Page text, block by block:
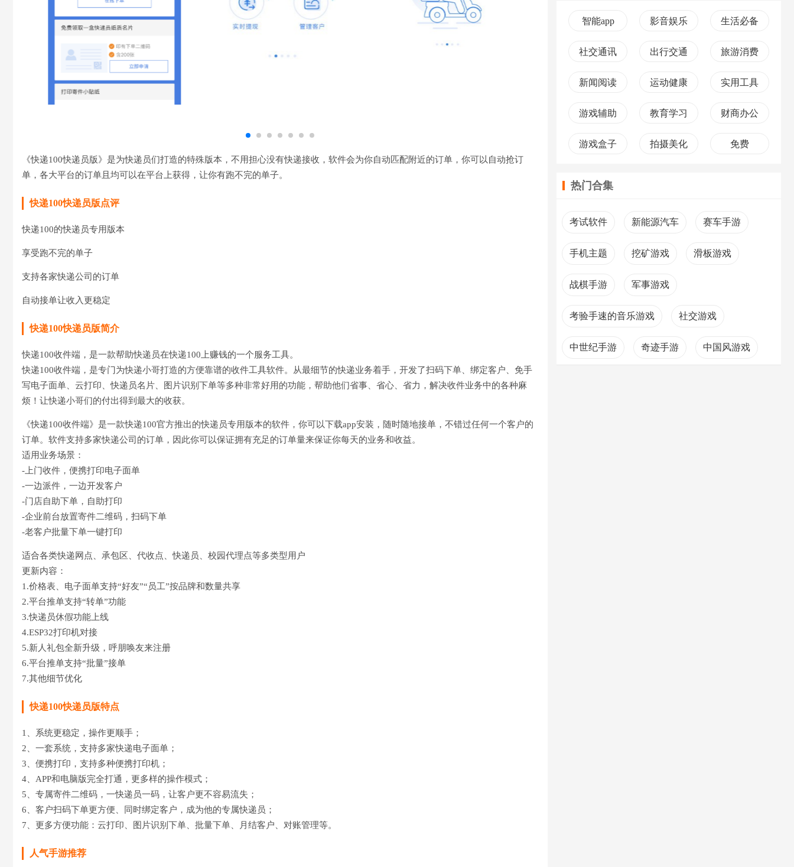
《快递100快递员版》是为快递员们打造的特殊版本，不用担心没有快递接收，软件会为你自动匹配附近的订单，你可以自动抢订
单，各大平台的订单且均可以在平台上获得，让你有跑不完的单子。
快递100快递员版点评
快递100的快递员专用版本
享受跑不完的单子
支持各家快递公司的订单
自动接单让收入更稳定
快递100快递员版简介
快递100收件端，是一款帮助快递员在快递100上赚钱的一个服务工具。
快递100收件端，是专门为快递小哥打造的方便靠谱的收件工具软件。从最细节的快递业务着手，开发了扫码下单、绑定客户、免手
写电子面单、云打印、快递员名片、图片识别下单等多种非常好用的功能，帮助他们省事、省心、省力，解决收件业务中的各种麻
烦！让快递小哥们的付出得到最大的收获。
《快递100收件端》是一款快递100官方推出的快递员专用版本的软件，你可以下载app安装，随时随地接单，不错过任何一个客户的
订单。软件支持多家快递公司的订单，因此你可以保证拥有充足的订单量来保证你每天的业务和收益。
适用业务场景：
-上门收件，便携打印电子面单
-一边派件，一边开发客户
-门店自助下单，自助打印
-企业前台放置寄件二维码，扫码下单
-老客户批量下单一键打印
适合各类快递网点、承包区、代收点、快递员、校园代理点等多类型用户
更新内容：
1.价格表、电子面单支持“好友”“员工”按品牌和数量共享
2.平台推单支持“转单”功能
3.快递员休假功能上线
4.ESP32打印机对接
5.新人礼包全新升级，呼朋唤友来注册
6.平台推单支持“批量”接单
7.其他细节优化
快递100快递员版特点
1、系统更稳定，操作更顺手；
2、一套系统，支持多家快递电子面单；
3、便携打印，支持多种便携打印机；
4、APP和电脑版完全打通，更多样的操作模式；
5、专属寄件二维码，一快递员一码，让客户更不容易流失；
6、客户扫码下单更方便、同时绑定客户，成为他的专属快递员；
7、更多方便功能：云打印、图片识别下单、批量下单、月结客户、对账管理等。
人气手游推荐
智能app 影音娱乐 生活必备
社交通讯 出行交通 旅游消费
新闻阅读 运动健康 实用工具
游戏辅助 教育学习 财商办公
游戏盒子 拍摄美化 免费
热门合集
考试软件 新能源汽车 赛车手游
手机主题 挖矿游戏 滑板游戏
战棋手游 军事游戏
考验手速的音乐游戏 社交游戏
中世纪手游 奇迹手游 中国风游戏